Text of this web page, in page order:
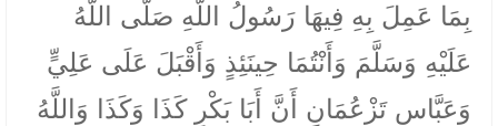
بِمَا عَمِلَ بِهِ فِيهَا رَسُولُ اللَّهِ صَلَّى اللَّهُ
عَلَيْهِ وَسَلَّمَ وَأَنْتُمَا حِينَئِذٍ وَأَقْبَلَ عَلَى عَلِيٍّ
وَعَبَّاسٍ تَزْعُمَانِ أَنَّ أَبَا بَكْرٍ كَذَا وَكَذَا وَاللَّهُ